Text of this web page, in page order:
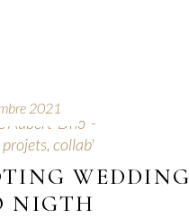
2021
Aubert-Dho
collab'
WEDDING
NIGTH